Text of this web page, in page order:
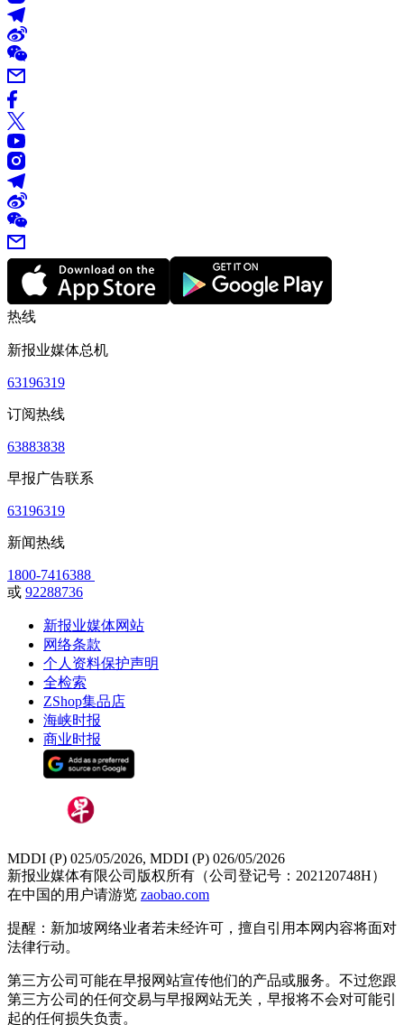
热线
新报业媒体总机
63196319
订阅热线
63883838
早报广告联系
63196319
新闻热线
1800-7416388
或 92288736
新报业媒体网站
网络条款
个人资料保护声明
全检索
ZShop集品店
海峡时报
商业时报
MDDI (P) 025/05/2026, MDDI (P) 026/05/2026
新报业媒体有限公司版权所有（公司登记号：202120748H）
在中国的用户请游览 zaobao.com
提醒：新加坡网络业者若未经许可，擅自引用本网内容将面对
法律行动。
第三方公司可能在早报网站宣传他们的产品或服务。不过您跟
第三方公司的任何交易与早报网站无关，早报将不会对可能引
起的任何损失负责。